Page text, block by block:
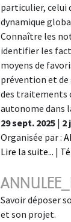
particulier, celui
dynamique
Connaître les
identifier les
moyens de
prévention et de
des traitements
autonome dans
29 sept. 2025 | 2
Organisée par :
Lire la suite... |
Savoir déposer
et son projet.